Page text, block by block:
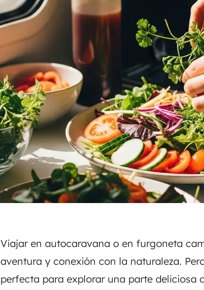
Viajar en autocaravana o en furgoneta
aventura y conexión con la naturaleza.
perfecta para explorar una parte deliciosa